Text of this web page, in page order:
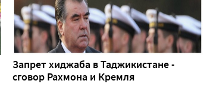
Запрет хиджаба в Таджикистане -
сговор Рахмона и Кремля